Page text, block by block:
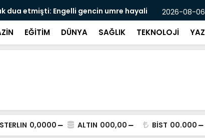
düşürdü Boğazına
2026-08-
EĞİTİM DÜNYA SAĞLIK TEKNOLOJİ
STERLIN 0,0000 ALTIN 000,00 BİST 00.000